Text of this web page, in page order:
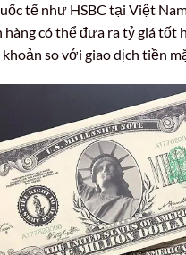
tế như HSBC tại Việt
hàng có thể đưa ra tỷ giá tốt
so với giao dịch tiền